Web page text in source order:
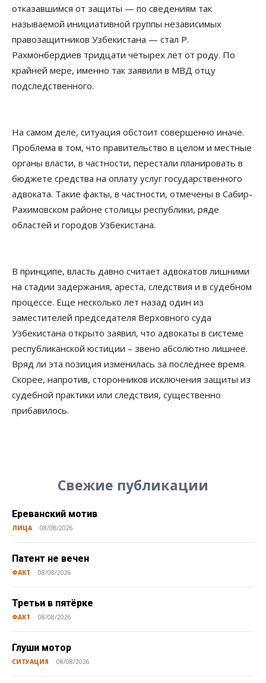
отказавшимся от защиты — по сведениям так
называемой инициативной группы независимых
правозащитников Узбекистана — стал Р.
Рахмонбердиев тридцати четырех лет от роду. По
крайней мере, именно так заявили в МВД отцу
подследственного.
На самом деле, ситуация обстоит совершенно иначе.
Проблема в том, что правительство в целом и местные
органы власти, в частности, перестали планировать в
бюджете средства на оплату услуг государственного
адвоката. Такие факты, в частности, отмечены в Сабир-
Рахимовском районе столицы республики, ряде
областей и городов Узбекистана.
В принципе, власть давно считает адвокатов лишними
на стадии задержания, ареста, следствия и в судебном
процессе. Еще несколько лет назад один из
заместителей председателя Верховного суда
Узбекистана открыто заявил, что адвокаты в системе
республиканской юстиции – звено абсолютно лишнее.
Вряд ли эта позиция изменилась за последнее время.
Скорее, напротив, сторонников исключения защиты из
судебной практики или следствия, существенно
прибавилось.
Свежие публикации
Ереванский мотив
ЛИЦА 08/08/2026
Патент не вечен
ФАКТ 08/08/2026
Третьи в пятёрке
ФАКТ 08/08/2026
Глуши мотор
СИТУАЦИЯ 08/08/2026